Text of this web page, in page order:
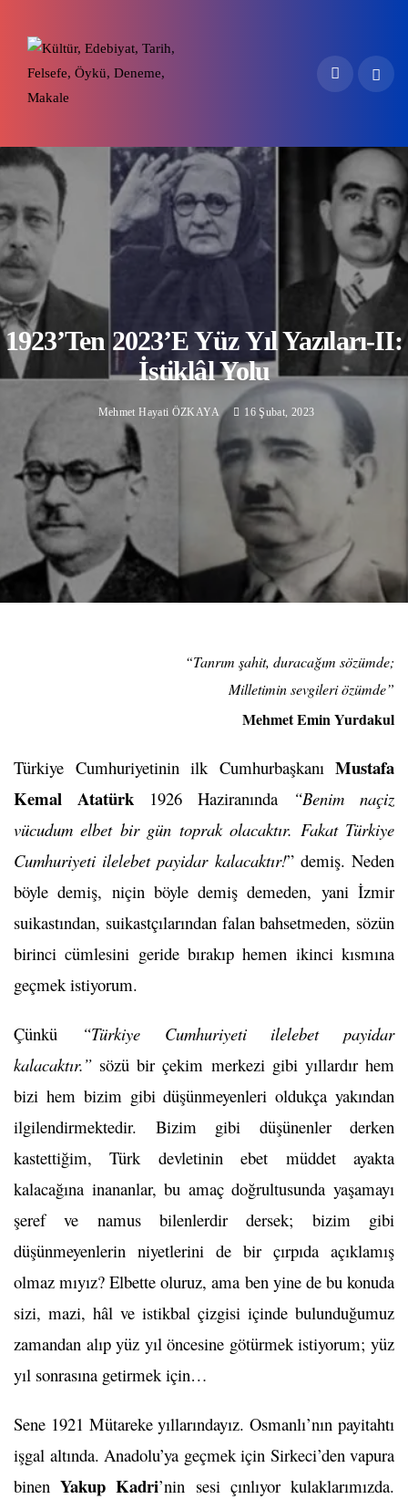
1923’ten 2023’e Yüz Yıl Yazıları-II:
İstiklâl Yolu
Mehmet Hayati ÖZKAYA 16 Şubat, 2023
“Tanrım şahit, duracağım sözümde;
Milletimin sevgileri özümde”
Mehmet Emin Yurdakul
Türkiye Cumhuriyetinin ilk Cumhurbaşkanı Mustafa
Kemal Atatürk 1926 Haziranında
“Benim naçiz
vücudum elbet bir gün toprak olacaktır. Fakat Türkiye
Cumhuriyeti ilelebet payidar kalacaktır!” demiş. Neden
böyle demiş, niçin böyle demiş demeden, yani İzmir
suikastından, suikastçılarından falan bahsetmeden, sözün
birinci cümlesini geride bırakıp hemen ikinci kısmına
geçmek istiyorum.
Çünkü
“Türkiye Cumhuriyeti ilelebet payidar
kalacaktır.” sözü bir çekim merkezi gibi yıllardır hem
bizi hem bizim gibi düşünmeyenleri oldukça yakından
ilgilendirmektedir. Bizim gibi düşünenler derken
kastettiğim, Türk devletinin ebet müddet ayakta
kalacağına inananlar, bu amaç doğrultusunda yaşamayı
şeref ve namus bilenlerdir dersek; bizim gibi
düşünmeyenlerin niyetlerini de bir çırpıda açıklamış
olmaz mıyız? Elbette oluruz, ama ben yine de bu konuda
sizi, mazi, hâl ve istikbal çizgisi içinde bulunduğumuz
zamandan alıp yüz yıl öncesine götürmek istiyorum; yüz
yıl sonrasına getirmek için…
Sene 1921 Mütareke yıllarındayız. Osmanlı’nın payitahtı
işgal altında. Anadolu’ya geçmek için Sirkeci’den vapura
binenYakup Kadri’nin sesi çınlıyor kulaklarımızda.